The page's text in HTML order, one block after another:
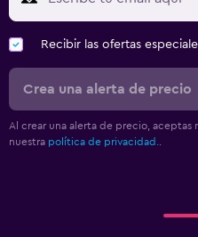
Recibir las ofertas
Crea una alerta de precio
Al crear una alerta de precio, aceptas
nuestra política de privacidad.